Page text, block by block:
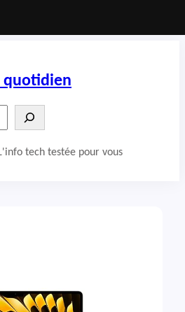
quotidien
tech testée pour vous